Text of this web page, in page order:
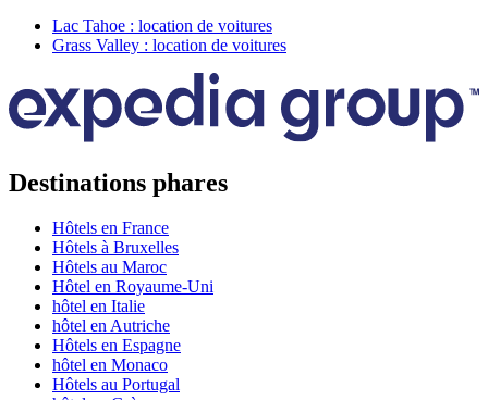
Lac Tahoe : location de voitures
Grass Valley : location de voitures
Destinations phares
Hôtels en France
Hôtels à Bruxelles
Hôtels au Maroc
Hôtel en Royaume-Uni
hôtel en Italie
hôtel en Autriche
Hôtels en Espagne
hôtel en Monaco
Hôtels au Portugal